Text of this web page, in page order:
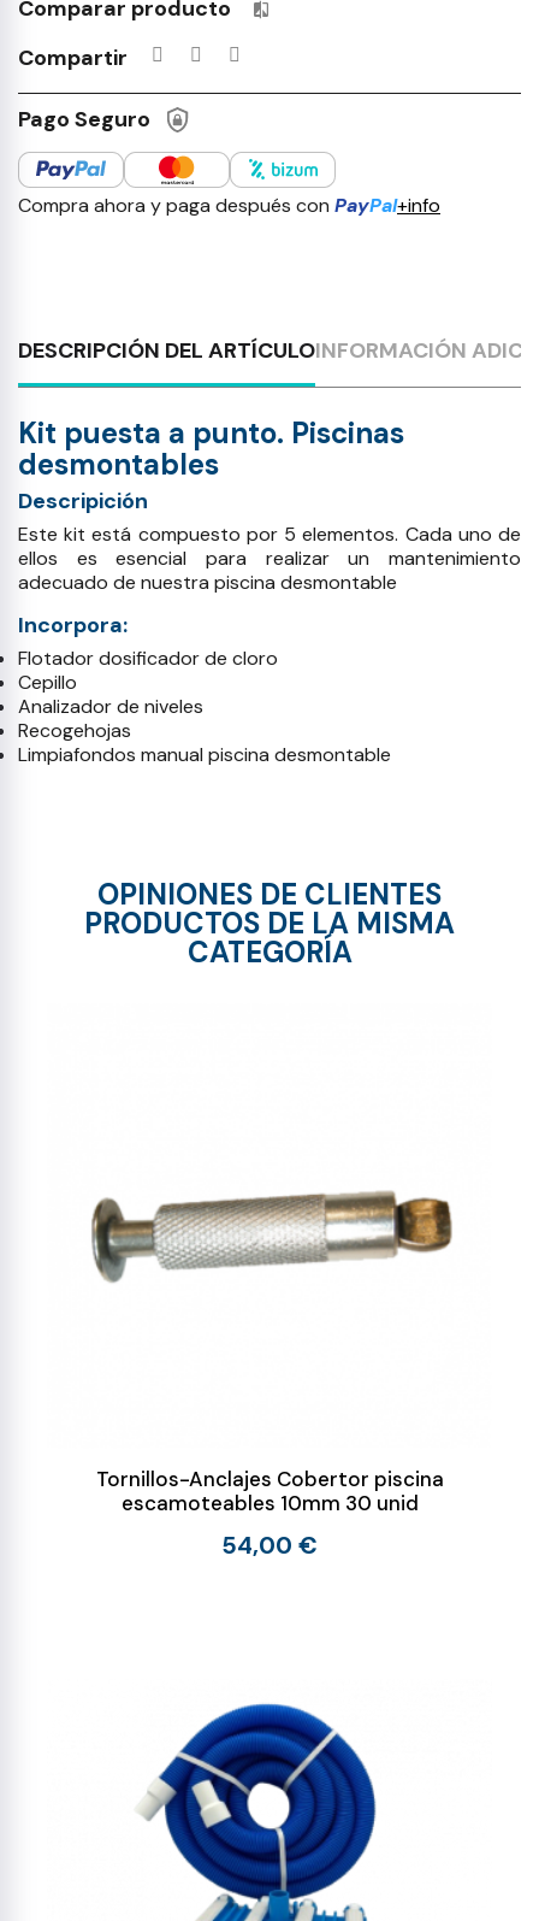
Comparar producto Productos incluidos en tu lista
Compartir
Pago Seguro
Compra ahora y paga después con PayPal+info
DESCRIPCIÓN DEL ARTÍCULOINFORMACIÓN
Kit puesta a punto. Piscinas
desmontables
Descripición
Este kit está compuesto por 5 elementos. Cada uno de
ellos es esencial para realizar un mantenimiento
adecuado de nuestra piscina desmontable
Incorpora:
Flotador dosificador de cloro
Cepillo
Analizador de niveles
Recogehojas
Limpiafondos manual piscina desmontable
OPINIONES DE CLIENTES
PRODUCTOS DE LA MISMA
CATEGORÍA
Tornillos-Anclajes Cobertor piscina
escamoteables 10mm 30 unid
54,00 €